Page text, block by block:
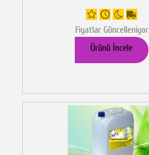
Fiyatlar Güncelleniyor
Ürünü İncele